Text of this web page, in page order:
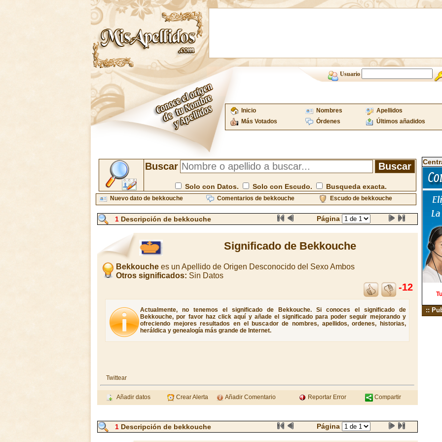
Usuario
Inicio Nombres
Apellidos
Más Votados
Órdenes Últimos añadidos
Buscar
Solo con Datos. Solo con Escudo. Busqueda exacta.
Nuevo dato de bekkouche Comentarios de bekkouche Escudo de bekkouche
1Descripción de bekkouche Página
Significado de Bekkouche
Bekkouche es un Apellido de Origen Desconocido del Sexo Ambos
Otros significados: Sin Datos
-12
Actualmente, no tenemos el significado de Bekkouche. Si conoces el significado de
Bekkouche, por favor haz click aquí y añade el significado para poder seguir mejorando y
ofreciendo mejores resultados en el buscador de nombres, apellidos, ordenes, historias,
heráldica y genealogía más grande de Internet.
Twittear
Añadir datos Crear Alerta Añadir Comentario Reportar Error Compartir
1Descripción de bekkouche Página
::